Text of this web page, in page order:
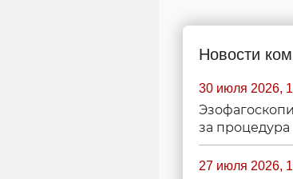
Новости
30 июля 2026,
за процедура
27 июля 2026,